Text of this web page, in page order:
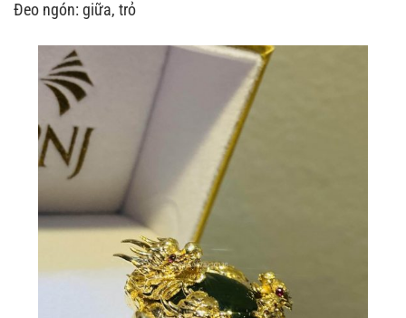
Đeo ngón: giữa, trỏ